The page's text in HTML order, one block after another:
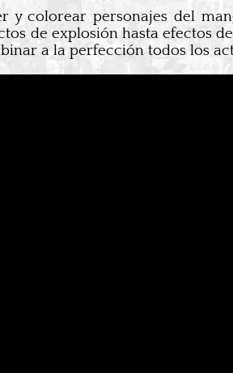
y colorear personajes del
de explosión hasta efectos
a la perfección todos los